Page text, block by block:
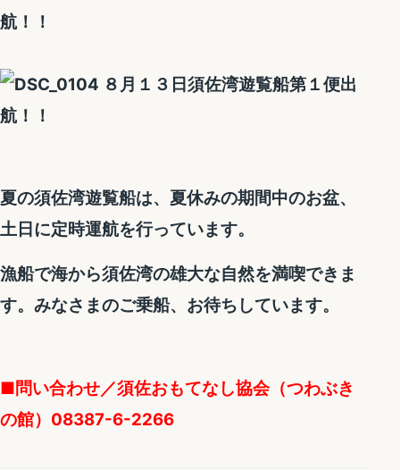
夏の須佐湾遊覧船は、夏休みの期間中のお盆、
土日に定時運航を行っています。
漁船で海から須佐湾の雄大な自然を満喫できま
す。みなさまのご乗船、お待ちしています。
■問い合わせ／須佐おもてなし協会（つわぶき
の館）08387-6-2266